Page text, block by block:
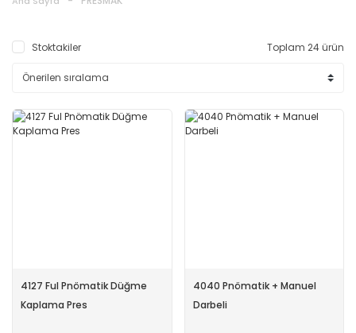
Stoktakiler Toplam 24 ürün
4127 Ful Pnömatik Düğme
Kaplama Pres
4040 Pnömatik + Manuel
Darbeli